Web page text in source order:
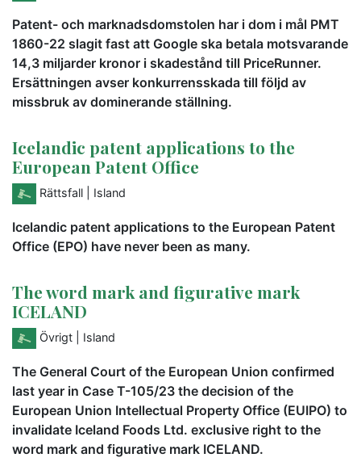
Patent- och marknadsdomstolen har i dom i mål PMT
1860-22 slagit fast att Google ska betala motsvarande
14,3 miljarder kronor i skadestånd till PriceRunner.
Ersättningen avser konkurrensskada till följd av
missbruk av dominerande ställning.
Icelandic patent applications to the
European Patent Office
Rättsfall | Island
Icelandic patent applications to the European Patent
Office (EPO) have never been as many.
The word mark and figurative mark
ICELAND
Övrigt | Island
The General Court of the European Union confirmed
last year in Case T-105/23 the decision of the
European Union Intellectual Property Office (EUIPO) to
invalidate Iceland Foods Ltd. exclusive right to the
word mark and figurative mark ICELAND.